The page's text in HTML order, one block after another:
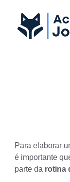
Para elaborar
é importante
parte da rotina